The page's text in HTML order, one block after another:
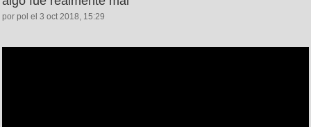
por pol el 3 oct 2018, 15:29